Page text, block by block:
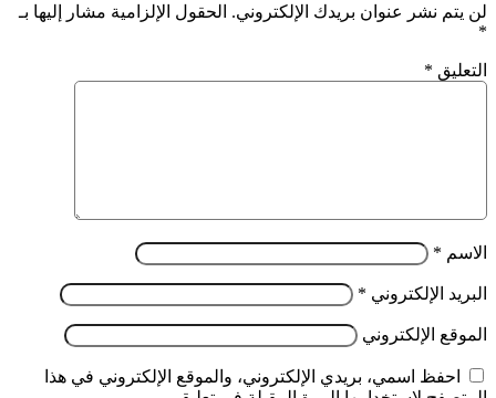
لن يتم نشر عنوان بريدك الإلكتروني. الحقول الإلزامية مشار إليها بـ
*
التعليق *
الاسم *
البريد الإلكتروني *
الموقع الإلكتروني
احفظ اسمي، بريدي الإلكتروني، والموقع الإلكتروني في هذا